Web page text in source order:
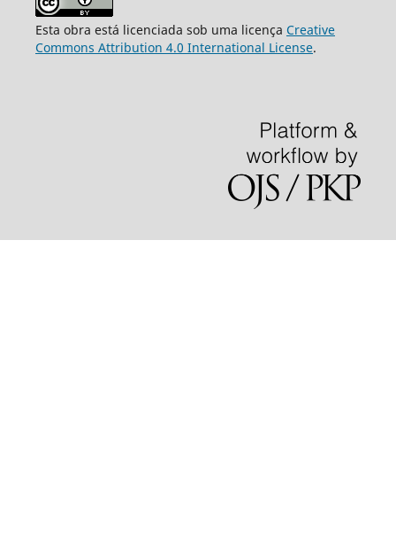
Esta obra está licenciada sob uma licença Creative
Commons Attribution 4.0 International License.